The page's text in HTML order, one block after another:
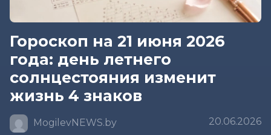
Гороскоп на 21 июня 2026
года: день летнего
солнцестояния изменит
жизнь 4 знаков
MogilevNEWS.by 20.06.2026